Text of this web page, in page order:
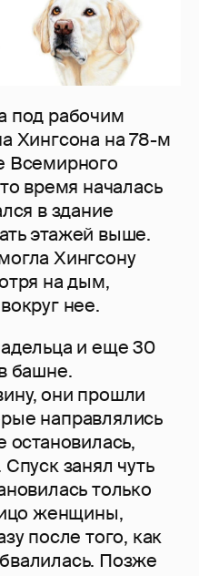
под рабочим
Хингсона на 78-м
Всемирного
время началась
в здание
этажей выше.
Хингсону
на дым,
нее.
и еще 30
башне.
они прошли
направлялись
остановилась,
занял чуть
только
женщины,
после того, как
Позже